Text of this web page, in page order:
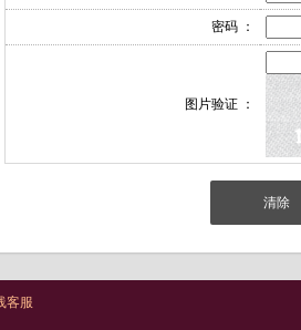
密码 ：
图片验证 ：
客服